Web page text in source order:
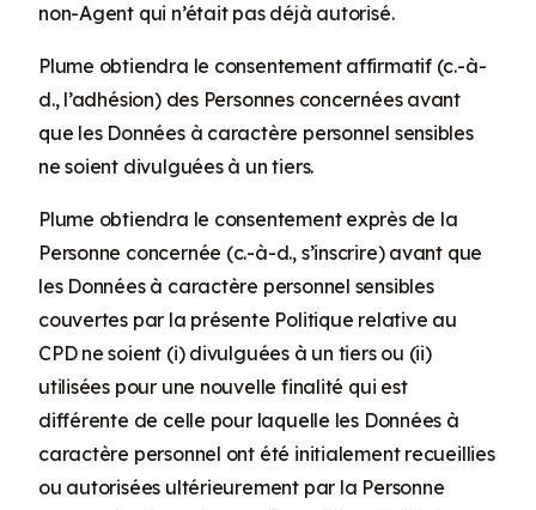
non-Agent qui n’était pas déjà autorisé.
Plume obtiendra le consentement affirmatif (c.-à-
d., l’adhésion) des Personnes concernées avant
que les Données à caractère personnel sensibles
ne soient divulguées à un tiers.
Plume obtiendra le consentement exprès de la
Personne concernée (c.-à-d., s’inscrire) avant que
les Données à caractère personnel sensibles
couvertes par la présente Politique relative au
CPD ne soient (i) divulguées à un tiers ou (ii)
utilisées pour une nouvelle finalité qui est
différente de celle pour laquelle les Données à
caractère personnel ont été initialement recueillies
ou autorisées ultérieurement par la Personne